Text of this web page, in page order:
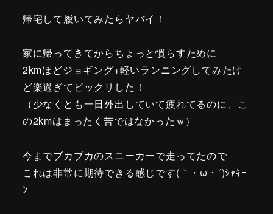
帰宅して履いてみたらヤバイ！
家に帰ってきてからちょっと慣らすために
2kmほどジョギング+軽いランニングしてみたけ
ど楽過ぎてビックリした！
（少なくとも一日外出していて疲れてるのに、こ
の2kmはまったく苦ではなかったｗ）
今までブカブカのスニーカーで走ってたので
これは非常に期待できる感じです(｀・ω・´)ｼｬｷｰ
ﾝ